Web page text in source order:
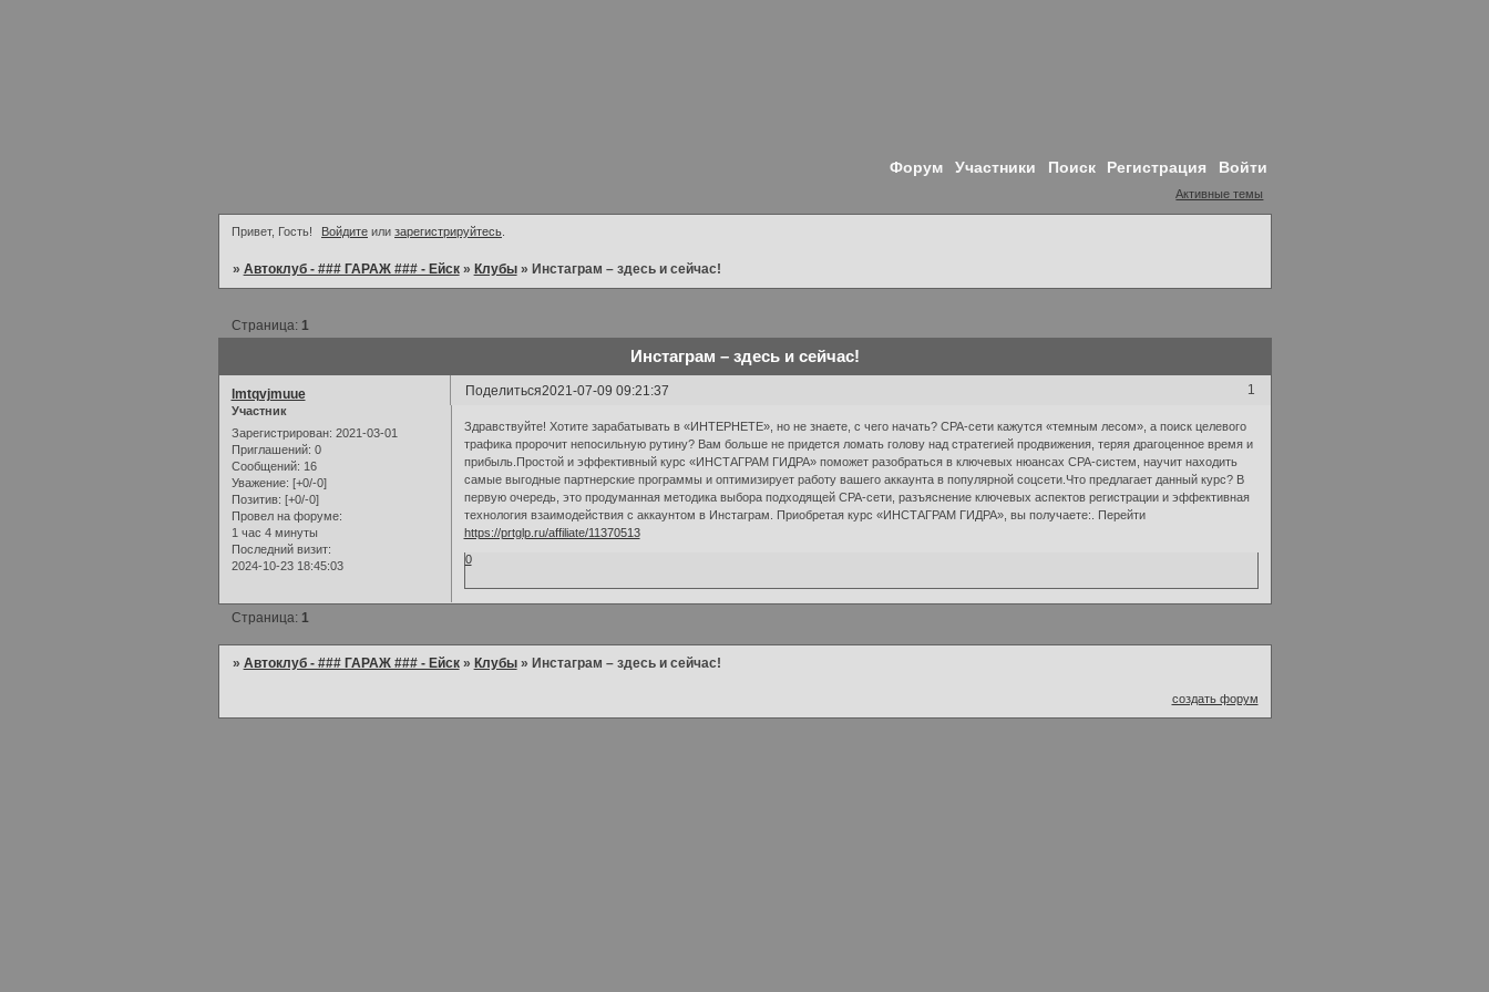
Форум Участники Поиск Регистрация Войти
Активные темы
Привет, Гость! Войдите или зарегистрируйтесь
» Автоклуб - ### ГАРАЖ ### - Ейск » Клубы » Инстаграм – здесь и сейчас!
Инстаграм – здесь и сейчас!
Страница: 1
Поделиться 1
2021-07-09 09:21:37
lmtqvjmuue
Участник
Зарегистрирован: 2021-03-01
Приглашений: 0
Сообщений: 16
Уважение: [+0/-0]
Позитив: [+0/-0]
Провел на форуме:
1 час 4 минуты
Последний визит:
2024-10-23 18:45:03
Здравствуйте! Хотите зарабатывать в «ИНТЕРНЕТЕ», но не знаете, с чего начать? CPA-сети кажутся «темным лесом», а поиск целевого
трафика пророчит непосильную рутину? Вам больше не придется ломать голову над стратегией продвижения, теряя драгоценное время и
прибыль.Простой и эффективный курс «ИНСТАГРАМ ГИДРА» поможет разобраться в ключевых нюансах CPA-систем, научит находить
самые выгодные партнерские программы и оптимизирует работу вашего аккаунта в популярной соцсети.Что предлагает данный курс? В
первую очередь, это продуманная методика выбора подходящей CPA-сети, разъяснение ключевых аспектов регистрации и эффективная
технология взаимодействия с аккаунтом в Инстаграм. Приобретая курс «ИНСТАГРАМ ГИДРА», вы получаете:. Перейти
https://prtglp.ru/affiliate/11370513
0
Страница: 1
» Автоклуб - ### ГАРАЖ ### - Ейск » Клубы » Инстаграм – здесь и сейчас!
создать форум